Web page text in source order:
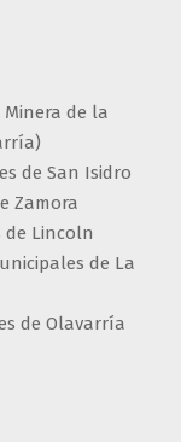
Minera de la
de San Isidro
Zamora
de Lincoln
de La
de Olavarría